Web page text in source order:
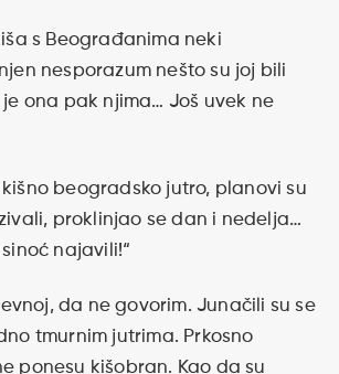
s Beograđanima neki
nesporazum nešto su joj bili
je ona pak njima… Još uvek ne
beogradsko jutro, planovi su
proklinjao se dan i nedelja…
najavili!“
da ne govorim. Junačili su se
tmurnim jutrima. Prkosno
ponesu kišobran. Kao da su